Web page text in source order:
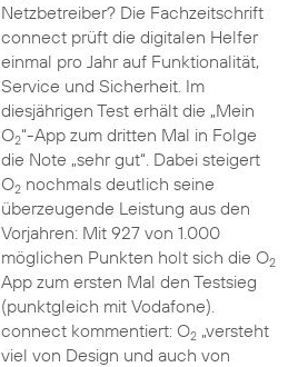
Netzbetreiber? Die Fachzeitschrift
connect prüft die digitalen Helfer
einmal pro Jahr auf Funktionalität,
Service und Sicherheit. Im
diesjährigen Test erhält die „Mein
O2“-App zum dritten Mal in Folge
die Note „sehr gut“. Dabei steigert
O2nochmals deutlich seine
überzeugende Leistung aus den
Vorjahren: Mit 927 von 1.000
möglichen Punkten holt sich die O2
App zum ersten Mal den Testsieg
(punktgleich mit Vodafone).
connect kommentiert: O2„versteht
viel von Design und auch von